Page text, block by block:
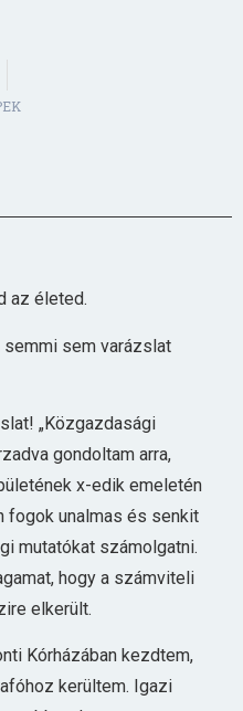
az életed.
semmi sem varázslat
„Közgazdasági
gondoltam arra,
x-edik emeletén
fogok unalmas és senkit
mutatókat számolgatni.
hogy a számviteli
elkerült.
Kórházában kezdtem,
kerültem. Igazi